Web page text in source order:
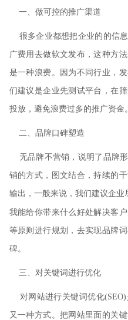
一、做可控的推广渠道
很多企业都想把企业的的信
广费用去做软文发布，这种方
是一种浪费。因为不同行业，
们建议是企业先测试平台，在
投放，避免浪费过多的推广资金。
二、品牌口碑塑造
无品牌不营销，说明了品牌
销的方式，图文结合，持续的
输出，一般来说，我们建议企业
我能给你带来什么好处解决客
等原则进行规划，去实现品牌
碑。
三、对关键词进行优化
对网站进行关键词优化(SEO)
又一种方式。把网站里面的关